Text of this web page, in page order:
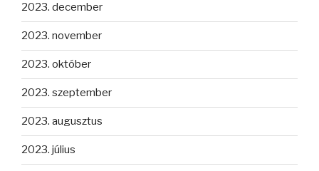
2023. december
2023. november
2023. október
2023. szeptember
2023. augusztus
2023. július